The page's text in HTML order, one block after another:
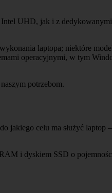
Intel UHD, jak i z
laptopa; niektóre
operacyjnymi, w tym
potrzebom.
jakiego celu ma służyć laptop
i dyskiem SSD o